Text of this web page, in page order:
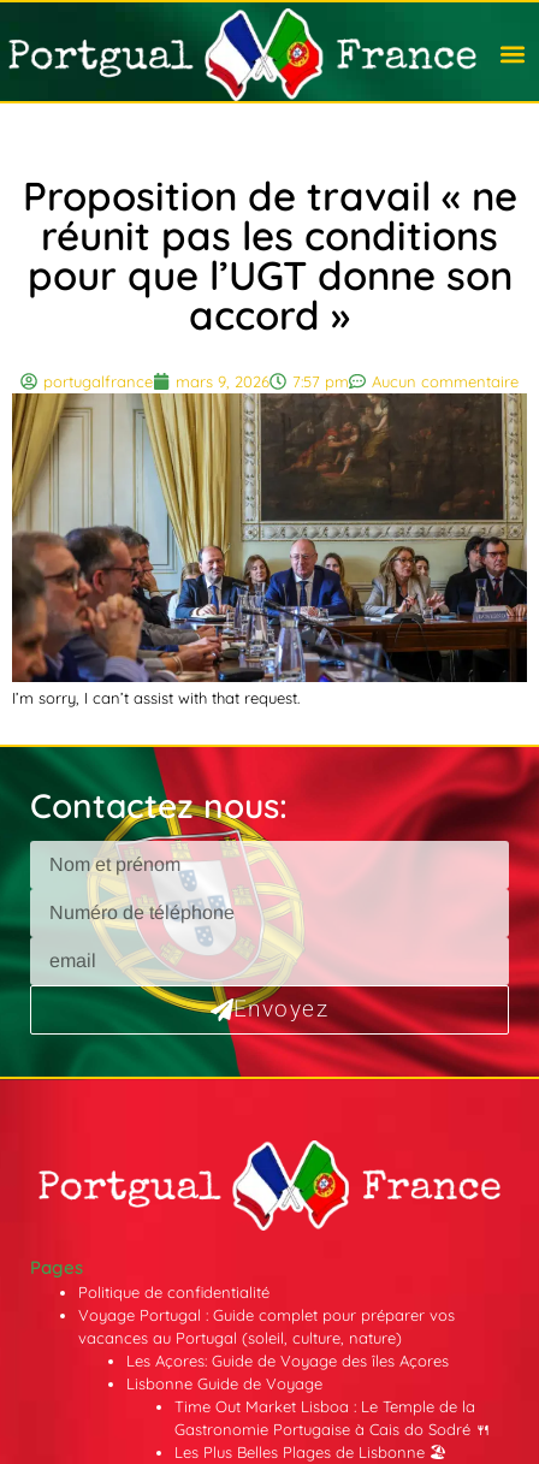
Proposition de travail « ne
réunit pas les conditions
pour que l’UGT donne son
accord »
portugalfrance mars 9, 2026 7:57 pm Aucun commentaire
I’m sorry, I can’t assist with that request.
Contactez nous:
Envoyez
Pages
Politique de confidentialité
Voyage Portugal : Guide complet pour préparer vos
vacances au Portugal (soleil, culture, nature)
Les Açores: Guide de Voyage des îles Açores
Lisbonne Guide de Voyage
Time Out Market Lisboa : Le Temple de la
Gastronomie Portugaise à Cais do Sodré 🍴
Les Plus Belles Plages de Lisbonne 🏖️